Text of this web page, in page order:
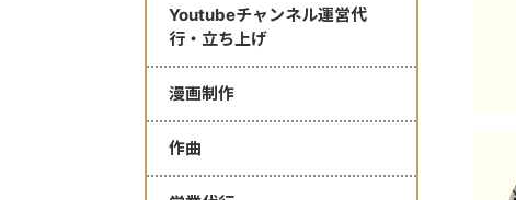
Youtubeチャンネル運営代
行・立ち上げ
漫画制作
作曲